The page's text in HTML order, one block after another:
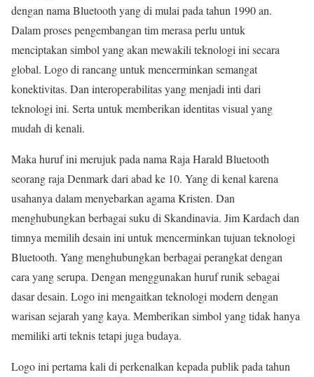
dengan nama Bluetooth yang di mulai pada tahun 1990 an.
Dalam proses pengembangan tim merasa perlu untuk
menciptakan simbol yang akan mewakili teknologi ini secara
global. Logo di rancang untuk mencerminkan semangat
konektivitas. Dan interoperabilitas yang menjadi inti dari
teknologi ini. Serta untuk memberikan identitas visual yang
mudah di kenali.
Maka huruf ini merujuk pada nama Raja Harald Bluetooth
seorang raja Denmark dari abad ke 10. Yang di kenal karena
usahanya dalam menyebarkan agama Kristen. Dan
menghubungkan berbagai suku di Skandinavia. Jim Kardach dan
timnya memilih desain ini untuk mencerminkan tujuan teknologi
Bluetooth. Yang menghubungkan berbagai perangkat dengan
cara yang serupa. Dengan menggunakan huruf runik sebagai
dasar desain. Logo ini mengaitkan teknologi modern dengan
warisan sejarah yang kaya. Memberikan simbol yang tidak hanya
memiliki arti teknis tetapi juga budaya.
Logo ini pertama kali di perkenalkan kepada publik pada tahun